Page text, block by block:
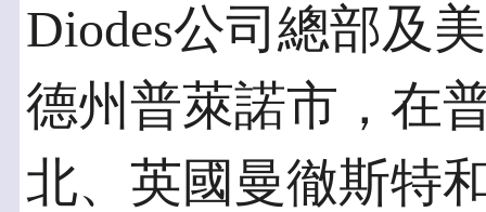
Diodes公司總部及
德州普萊諾市，在
北、英國曼徹斯特